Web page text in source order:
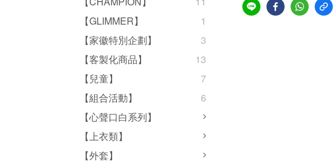
【GLIMMER】
1
【家徽特別企劃】
3
【客製化商品】
13
【兒童】
7
【組合活動】
6
【心聲口白系列】
【上衣類】
【外套】